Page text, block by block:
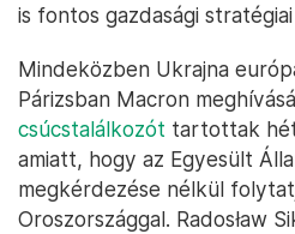
is fontos gazdasági
Mindeközben Ukrajna
Párizsban Macron
csúcstalálkozót tartottak
amiatt, hogy az Egyesült
megkérdezése nélkül
Oroszországgal. Radosław